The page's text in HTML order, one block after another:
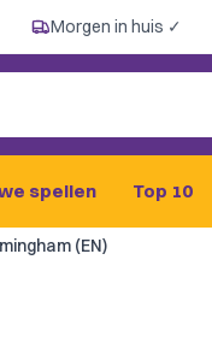
Morgen in huis ✓
spellen Top 10
(EN)